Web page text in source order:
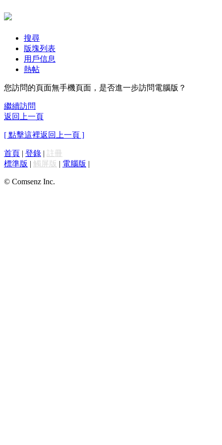
搜尋
版塊列表
用戶信息
熱帖
您訪問的頁面無手機頁面，是否進一步訪問電腦版？
繼續訪問
返回上一頁
[ 點擊這裡返回上一頁 ]
首頁 | 登錄 | 註冊
標準版 | 觸屏版 | 電腦版 |
© Comsenz Inc.